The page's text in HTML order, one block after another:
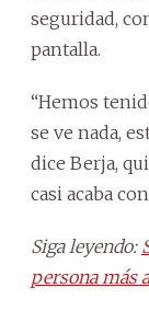
seguridad,
pantalla.
“Hemos
se ve nada,
dice Berja,
casi acaba
Siga leyendo:
persona más